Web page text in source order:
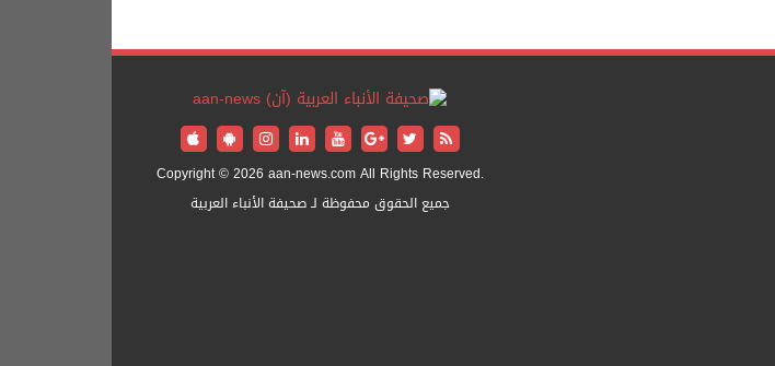
Copyright © 2026 aan-news.com All Rights Reserved.
جميع الحقوق محفوظة لـ صحيفة الأنباء العربية